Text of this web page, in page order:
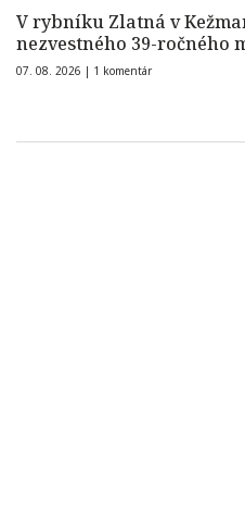
V rybníku Zlatná v
nezvestného 39-ročného
07. 08. 2026 | 1 komentár